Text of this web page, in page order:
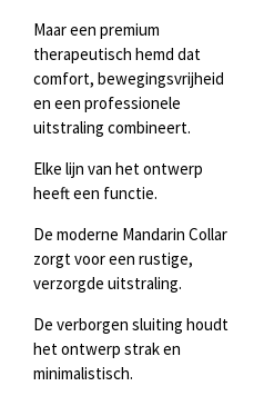
Maar een premium
therapeutisch hemd dat
comfort, bewegingsvrijheid
en een professionele
uitstraling combineert.
Elke lijn van het ontwerp
heeft een functie.
De moderne Mandarin Collar
zorgt voor een rustige,
verzorgde uitstraling.
De verborgen sluiting houdt
het ontwerp strak en
minimalistisch.